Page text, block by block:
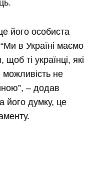
його особиста
в Україні маємо
ті українці, які
можливість не
– додав
його думку, це